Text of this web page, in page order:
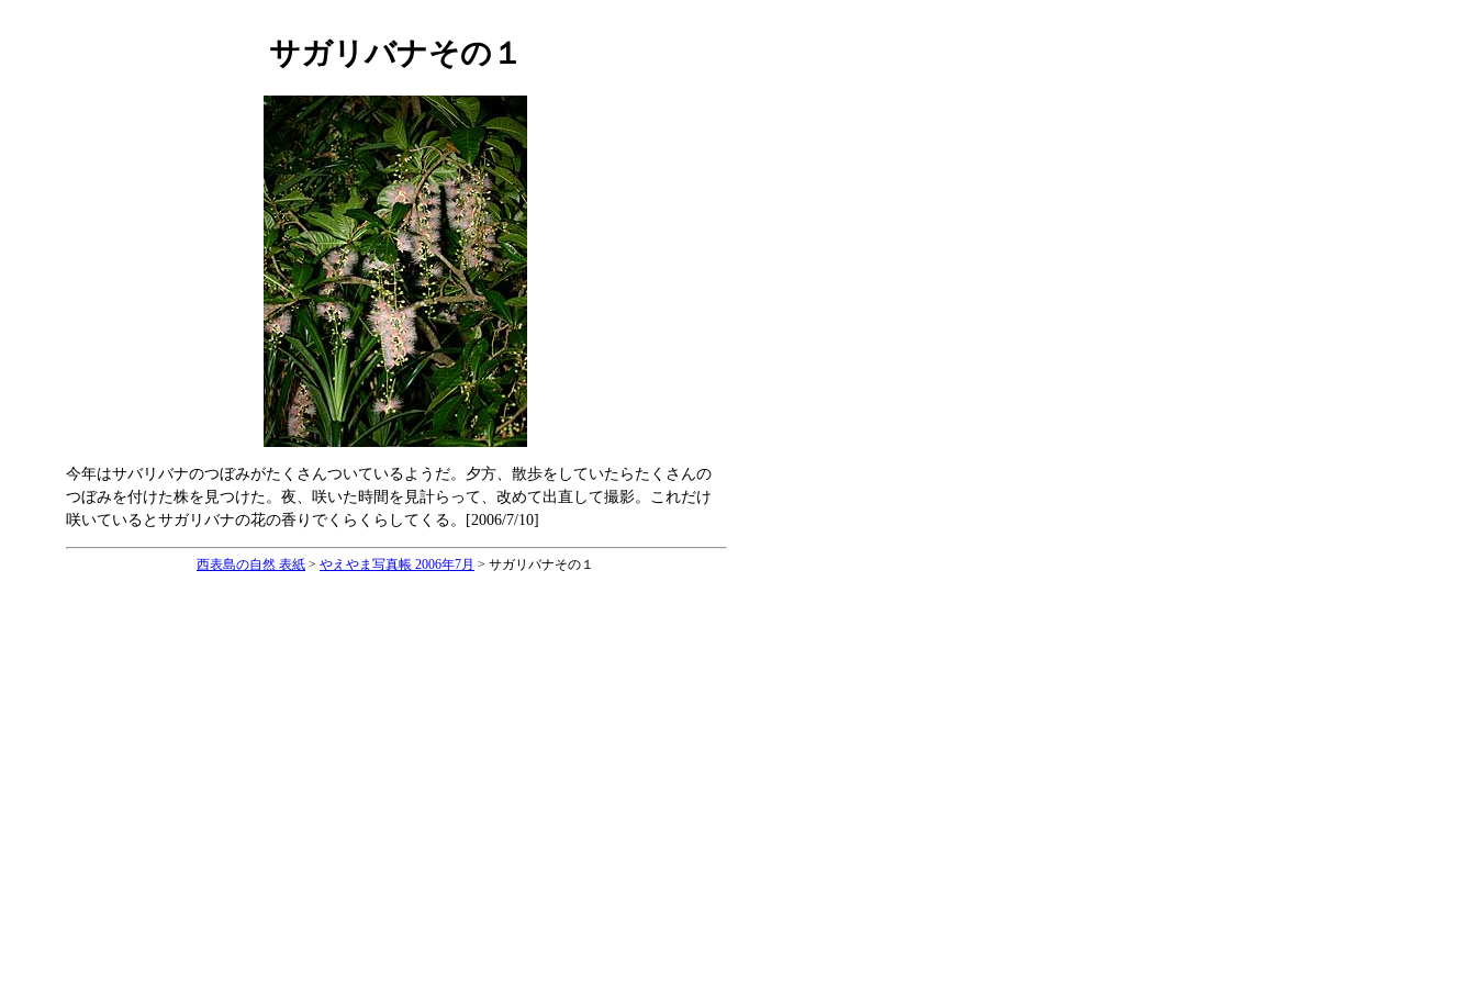
サガリバナその１
今年はサバリバナのつぼみがたくさんついているようだ。夕方、散歩をしていたらたくさんの
つぼみを付けた株を見つけた。夜、咲いた時間を見計らって、改めて出直して撮影。これだけ
咲いているとサガリバナの花の香りでくらくらしてくる。[2006/7/10]
西表島の自然 表紙 > やえやま写真帳 2006年7月 > サガリバナその１